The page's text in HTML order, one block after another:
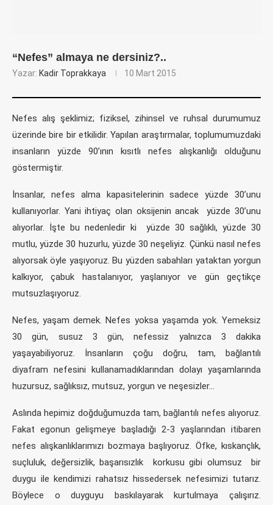
“Nefes” almaya ne dersiniz?..
Yazar: Kadir Toprakkaya 10 Mart 2015
Nefes alış şeklimiz; fiziksel, zihinsel ve ruhsal durumumuz
üzerinde bire bir etkilidir. Yapılan araştırmalar, toplumumuzdaki
insanların yüzde 90’ının kısıtlı nefes alışkanlığı olduğunu
göstermiştir.
İnsanlar, nefes alma kapasitelerinin sadece yüzde 30’unu
kullanıyorlar. Yani ihtiyaç olan oksijenin ancak yüzde 30’unu
alıyorlar. İşte bu nedenledir ki yüzde 30 sağlıklı, yüzde 30
mutlu, yüzde 30 huzurlu, yüzde 30 neşeliyiz. Çünkü nasıl nefes
alıyorsak öyle yaşıyoruz. Bu yüzden sabahları yataktan yorgun
kalkıyor, çabuk hastalanıyor, yaşlanıyor ve gün geçtikçe
mutsuzlaşıyoruz.
Nefes, yaşam demek. Nefes yoksa yaşamda yok. Yemeksiz
30 gün, susuz 3 gün, nefessiz yalnızca 3 dakika
yaşayabiliyoruz. İnsanların çoğu doğru, tam, bağlantılı
diyafram nefesini kullanamadıklarından dolayı yaşamlarında
huzursuz, sağlıksız, mutsuz, yorgun ve neşesizler…
Aslında hepimiz doğduğumuzda tam, bağlantılı nefes alıyoruz.
Fakat egonun gelişmeye başladığı 2-3 yaşlarından itibaren
nefes alışkanlıklarımızı bozmaya başlıyoruz. Öfke, kıskançlık,
suçluluk, değersizlik, başarısızlık korkusu gibi olumsuz bir
duygu ile kendimizi rahatsız hissedersek nefesimizi tutarız.
Böylece o duyguyu baskılayarak kurtulmaya çalışırız.